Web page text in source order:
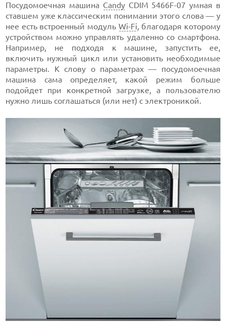
Посудомоечная машина CandyCDIM 5466F-07 умная в
ставшем уже классическим понимании этого слова — у
нее есть встроенный модуль Wi-Fi, благодаря которому
устройством можно управлять удаленно со смартфона.
Например, не подходя к машине, запустить ее,
включить нужный цикл или установить необходимые
параметры. К слову о параметрах — посудомоечная
машина сама определяет, какой режим больше
подойдет при конкретной загрузке, а пользователю
нужно лишь соглашаться (или нет) с электроникой.